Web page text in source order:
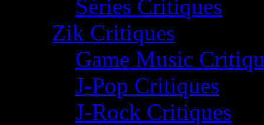
Séries Critiques
Zik Critiques
Game Music
J-Pop Critiques
J-Rock Critiques